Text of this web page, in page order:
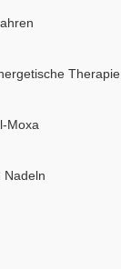
Therapie
Moxa
Nadeln